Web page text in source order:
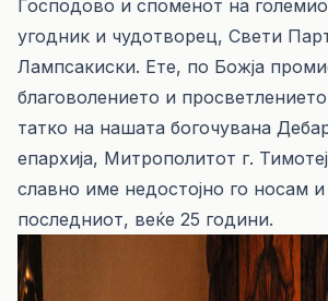
Господово и споменот на
угодник и чудотворец, Свети
Лампсакиски. Ете, по Божја
благоволението и
татко на нашата богочувана
епархија, Митрополитот г.
славно име недостојно го носам и
последниот, веќе 25 години.